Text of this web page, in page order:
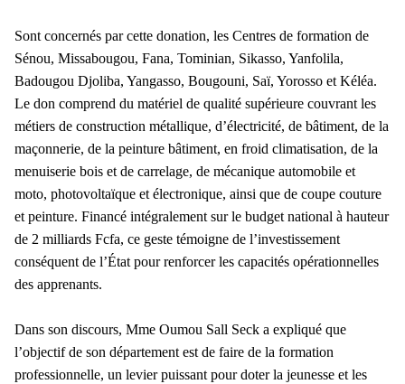
Sont concernés par cette donation, les Centres de formation de
Sénou, Missabougou, Fana, Tominian, Sikasso, Yanfolila,
Badougou Djoliba, Yangasso, Bougouni, Saï, Yorosso et Kéléa.
Le don comprend du matériel de qualité supérieure couvrant les
métiers de construction métallique, d’électricité, de bâtiment, de la
maçonnerie, de la peinture bâtiment, en froid climatisation, de la
menuiserie bois et de carrelage, de mécanique automobile et
moto, photovoltaïque et électronique, ainsi que de coupe couture
et peinture. Financé intégralement sur le budget national à hauteur
de 2 milliards Fcfa, ce geste témoigne de l’investissement
conséquent de l’État pour renforcer les capacités opérationnelles
des apprenants.
Dans son discours, Mme Oumou Sall Seck a expliqué que
l’objectif de son département est de faire de la formation
professionnelle, un levier puissant pour doter la jeunesse et les